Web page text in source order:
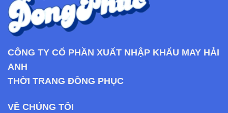
CÔNG TY CỔ PHẦN XUẤT NHẬP KHẨU MAY HẢI
ANH
THỜI TRANG ĐỒNG PHỤC
VỀ CHÚNG TÔI